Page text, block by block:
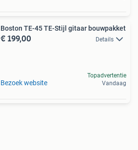
Boston TE-45 TE-Stijl gitaar bouwpakket
€ 199,00 Details
Bezoek website
Topadvertentie
Vandaag